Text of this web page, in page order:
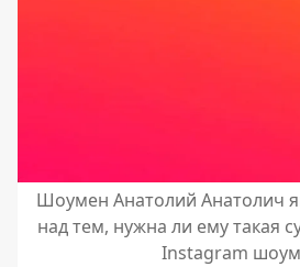
Шоумен Анатолий Анатолич
над тем, нужна ли ему такая
Instagram